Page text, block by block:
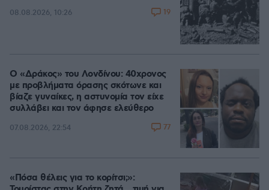
08.08.2026, 10:26 19
Ο «Δράκος» του Λονδίνου: 40χρονος
με προβλήματα όρασης σκότωνε και
βίαζε γυναίκες, η αστυνομία τον είχε
συλλάβει και τον άφησε ελεύθερο
07.08.2026, 22:54 77
«Πόσα θέλεις για το κορίτσι;»: